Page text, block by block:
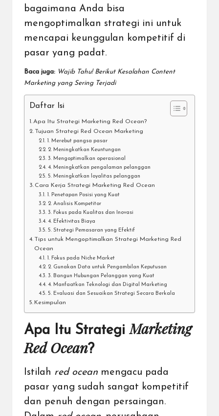
bagaimana Anda bisa
mengoptimalkan strategi ini untuk
mencapai keunggulan kompetitif di
pasar yang padat.
Baca juga: Wajib Tahu! Berikut Kesalahan Content
Marketing yang Sering Terjadi
Daftar Isi
Apa Itu Strategi Marketing Red Ocean?
Tujuan Strategi Red Ocean Marketing
1. Merebut pangsa pasar
2. Meningkatkan Keuntungan
3. Mengoptimalkan operasional
4. Meningkatkan pengalaman pelanggan
5. Meningkatkan loyalitas pelanggan
Cara Kerja Strategi Marketing Red Ocean
1. Penetapan Posisi yang Kuat
2. Analisis Kompetitor
3. Fokus pada Kualitas dan Inovasi
4. Efektivitas Biaya
5. Strategi Pemasaran yang Efektif
Tips untuk Mengoptimalkan Strategi Marketing Red
Ocean
1. Fokus pada Niche Market
2. Gunakan Data untuk Pengambilan Keputusan
3. Bangun Hubungan Pelanggan yang Kuat
4. Manfaatkan Teknologi dan Digital Marketing
5. Evaluasi dan Sesuaikan Strategi Secara Berkala
Kesimpulan
Apa Itu StrategiMarketing
Red Ocean?
Istilah red ocean mengacu pada
pasar yang sudah sangat kompetitif
dan penuh dengan persaingan.